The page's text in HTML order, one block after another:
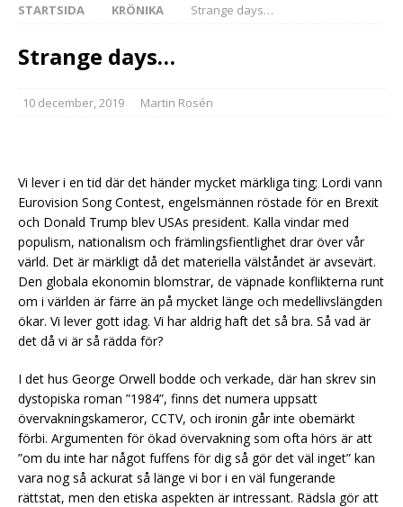
STARTSIDA KRÖNIKA Strange days…
Strange days…
10 december, 2019 Martin Rosén
Vi lever i en tid där det händer mycket märkliga ting; Lordi vann
Eurovision Song Contest, engelsmännen röstade för en Brexit
och Donald Trump blev USAs president. Kalla vindar med
populism, nationalism och främlingsfientlighet drar över vår
värld. Det är märkligt då det materiella välståndet är avsevärt.
Den globala ekonomin blomstrar, de väpnade konflikterna runt
om i världen är färre än på mycket länge och medellivslängden
ökar. Vi lever gott idag. Vi har aldrig haft det så bra. Så vad är
det då vi är så rädda för?
I det hus George Orwell bodde och verkade, där han skrev sin
dystopiska roman ”1984”, finns det numera uppsatt
övervakningskameror, CCTV, och ironin går inte obemärkt
förbi. Argumenten för ökad övervakning som ofta hörs är att
”om du inte har något fuffens för dig så gör det väl inget” kan
vara nog så ackurat så länge vi bor i en väl fungerande
rättstat, men den etiska aspekten är intressant. Rädsla gör att